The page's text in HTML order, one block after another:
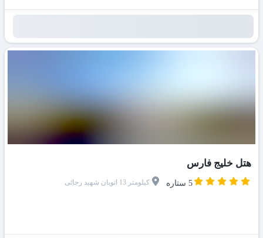
هتل خلیج فارس
5 ستاره کیلومتر 13 اتوبان شهید رجائی